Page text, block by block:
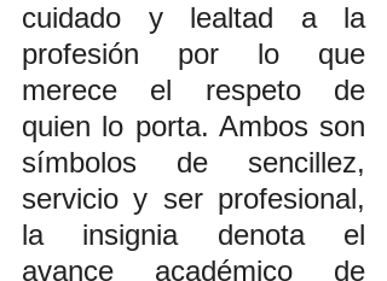
cuidado y lealtad a la
profesión por lo que
merece el respeto de
quien lo porta. Ambos son
símbolos de sencillez,
servicio y ser profesional,
la insignia denota el
avance académico de